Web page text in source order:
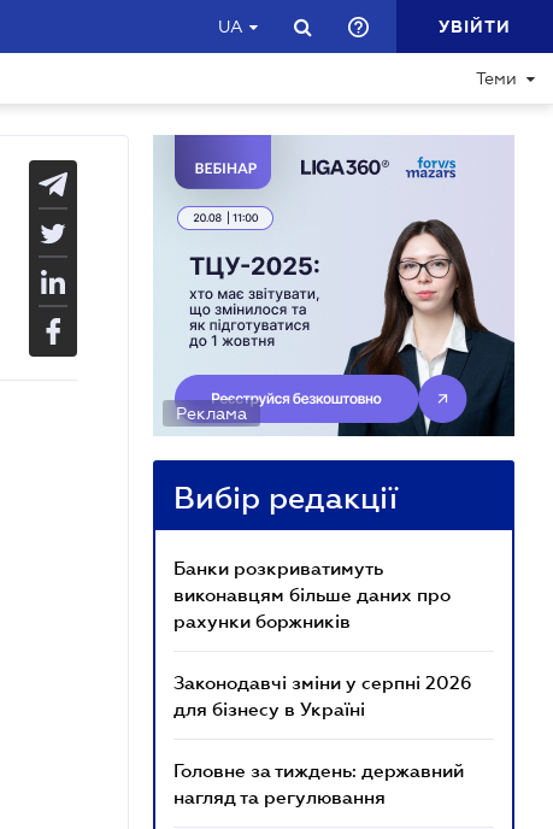
UA УВІЙТИ
Теми
Реклама
Вибір редакції
Банки розкриватимуть
виконавцям більше даних про
рахунки боржників
Законодавчі зміни у серпні 2026
для бізнесу в Україні
Головне за тиждень: державний
нагляд та регулювання